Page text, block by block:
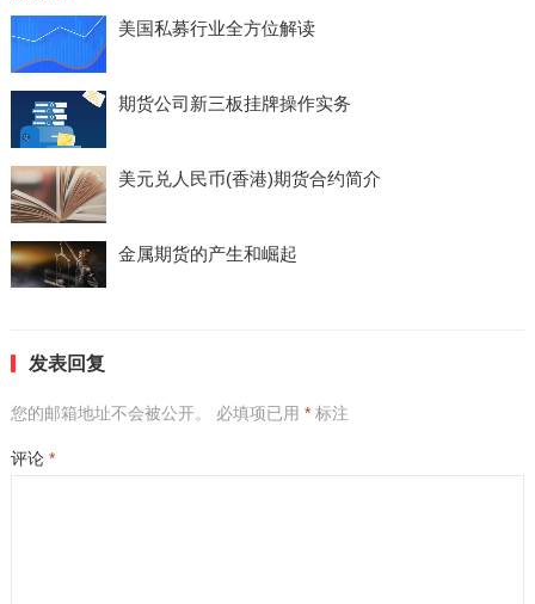
美国私募行业全方位解读
期货公司新三板挂牌操作实务
美元兑人民币(香港)期货合约简介
金属期货的产生和崛起
发表回复
您的邮箱地址不会被公开。 必填项已用 *标注
评论 *